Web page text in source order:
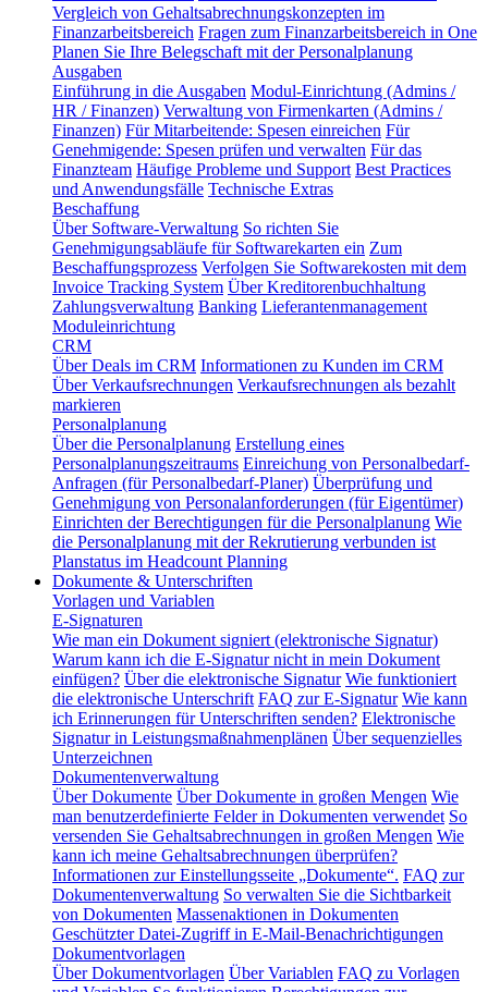
Vergleich von Gehaltsabrechnungskonzepten im
Finanzarbeitsbereich Fragen zum Finanzarbeitsbereich in One
Planen Sie Ihre Belegschaft mit der Personalplanung
Ausgaben
Einführung in die Ausgaben Modul-Einrichtung (Admins /
HR / Finanzen) Verwaltung von Firmenkarten (Admins /
Finanzen) Für Mitarbeitende: Spesen einreichen Für
Genehmigende: Spesen prüfen und verwalten Für das
Finanzteam Häufige Probleme und Support Best Practices
und Anwendungsfälle Technische Extras
Beschaffung
Über Software-Verwaltung So richten Sie
Genehmigungsabläufe für Softwarekarten ein Zum
Beschaffungsprozess Verfolgen Sie Softwarekosten mit dem
Invoice Tracking System Über Kreditorenbuchhaltung
Zahlungsverwaltung Banking Lieferantenmanagement
Moduleinrichtung
CRM
Über Deals im CRM Informationen zu Kunden im CRM
Über Verkaufsrechnungen Verkaufsrechnungen als bezahlt
markieren
Personalplanung
Über die Personalplanung Erstellung eines
Personalplanungszeitraums Einreichung von Personalbedarf-
Anfragen (für Personalbedarf-Planer) Überprüfung und
Genehmigung von Personalanforderungen (für Eigentümer)
Einrichten der Berechtigungen für die Personalplanung Wie
die Personalplanung mit der Rekrutierung verbunden ist
Planstatus im Headcount Planning
Dokumente & Unterschriften
Vorlagen und Variablen
E-Signaturen
Wie man ein Dokument signiert (elektronische Signatur)
Warum kann ich die E-Signatur nicht in mein Dokument
einfügen? Über die elektronische Signatur Wie funktioniert
die elektronische Unterschrift FAQ zur E-Signatur Wie kann
ich Erinnerungen für Unterschriften senden? Elektronische
Signatur in Leistungsmaßnahmenplänen Über sequenzielles
Unterzeichnen
Dokumentenverwaltung
Über Dokumente Über Dokumente in großen Mengen Wie
man benutzerdefinierte Felder in Dokumenten verwendet So
versenden Sie Gehaltsabrechnungen in großen Mengen Wie
kann ich meine Gehaltsabrechnungen überprüfen?
Informationen zur Einstellungsseite „Dokumente“. FAQ zur
Dokumentenverwaltung So verwalten Sie die Sichtbarkeit
von Dokumenten Massenaktionen in Dokumenten
Geschützter Datei-Zugriff in E-Mail-Benachrichtigungen
Dokumentvorlagen
Über Dokumentvorlagen Über Variablen FAQ zu Vorlagen